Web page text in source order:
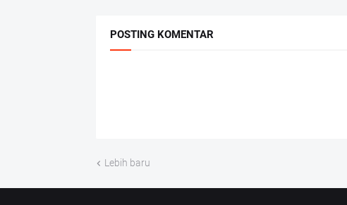
POSTING KOMENTAR
Lebih baru